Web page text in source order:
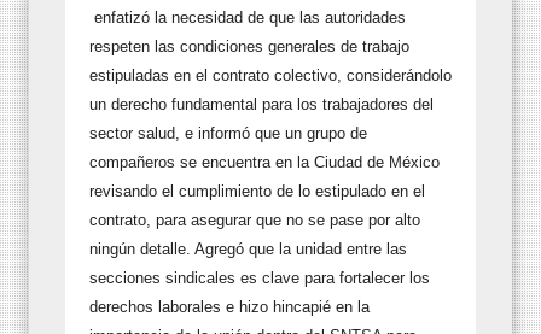
enfatizó la necesidad de que las autoridades
respeten las condiciones generales de trabajo
estipuladas en el contrato colectivo, considerándolo
un derecho fundamental para los trabajadores del
sector salud, e informó que un grupo de
compañeros se encuentra en la Ciudad de México
revisando el cumplimiento de lo estipulado en el
contrato, para asegurar que no se pase por alto
ningún detalle. Agregó que la unidad entre las
secciones sindicales es clave para fortalecer los
derechos laborales e hizo hincapié en la